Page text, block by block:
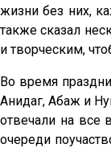
жизни без них,
также сказал
и творческим,
Во время
Анидаг, Абаж и
отвечали на все
очереди